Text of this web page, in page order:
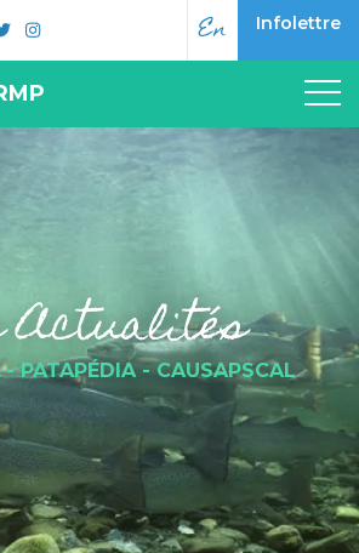
En Infolettre
Actualités
PATAPÉDIA - CAUSAPSCAL